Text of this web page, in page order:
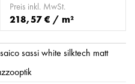
Preis inkl. MwSt.
218,57 € / m²
sassi white silktech matt